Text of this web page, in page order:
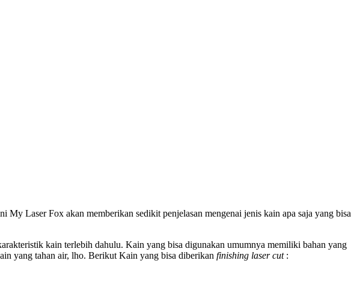
My Laser Fox akan memberikan sedikit penjelasan mengenai jenis kain apa saja yang bisa
kain terlebih dahulu. Kain yang bisa digunakan umumnya memiliki bahan yang
yang tahan air, lho. Berikut Kain yang bisa diberikan finishing laser cut :